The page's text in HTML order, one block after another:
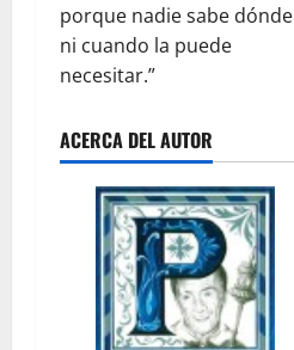
porque nadie sabe dónde
ni cuando la puede
necesitar.”
ACERCA DEL AUTOR